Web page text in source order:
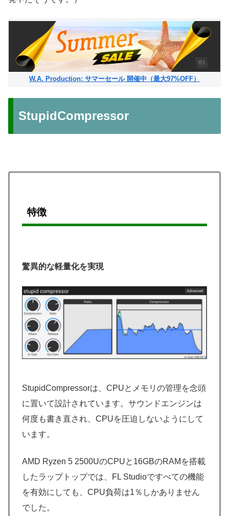
W.A. Production: サマーセール 開催中（最大97%OFF）
StupidCompressor
特徴
驚異的な軽量化を実現
StupidCompressorは、CPUとメモリの管理を念頭
に置いて設計されています。サウンドエンジンは
何度も書き直され、CPUを圧迫しないようにして
います。
AMD Ryzen 5 2500UのCPUと16GBのRAMを搭載
したラップトップでは、FL Studioですべての機能
を有効にしても、CPU負荷は1％しかありません
でした。